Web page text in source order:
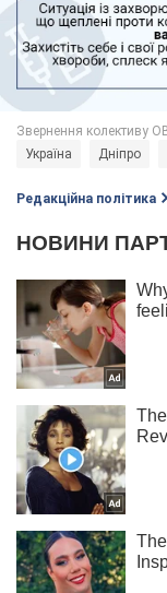
Україна Дніпро
Редакційна політика